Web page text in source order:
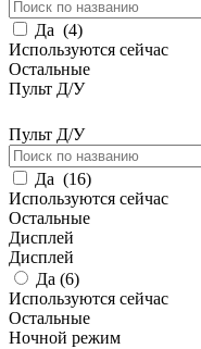
Да (4)
Используются сейчас
Остальные
Пульт Д/У
Пульт Д/У
Да (16)
Используются сейчас
Остальные
Дисплей
Дисплей
Да (6)
Используются сейчас
Остальные
Ночной режим